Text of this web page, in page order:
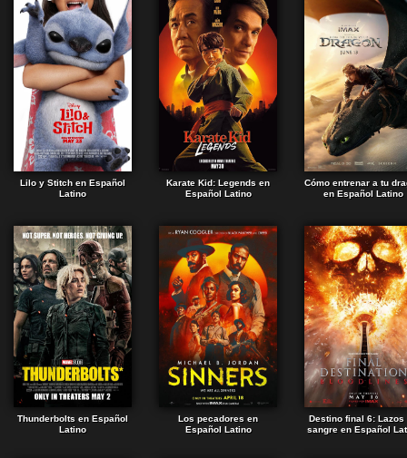
Lilo y Stitch en Español
Latino
Karate Kid: Legends en
Español Latino
Cómo entrenar a tu
en Español Latino
Thunderbolts en Español
Latino
Los pecadores en
Español Latino
Destino final 6: Lazos
sangre en Español